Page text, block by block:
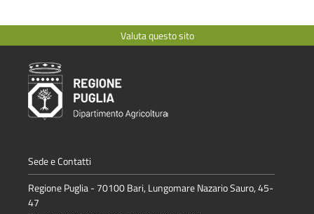
Valuta questo sito
Sede e Contatti
Regione Puglia - 70100 Bari, Lungomare Nazario Sauro, 45-
47